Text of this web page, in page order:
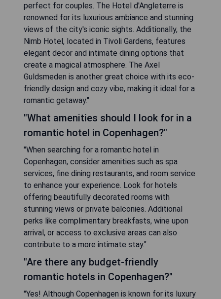
perfect for couples. The Hotel d'Angleterre is
renowned for its luxurious ambiance and stunning
views of the city's iconic sights. Additionally, the
Nimb Hotel, located in Tivoli Gardens, features
elegant decor and intimate dining options that
create a magical atmosphere. The Axel
Guldsmeden is another great choice with its eco-
friendly design and cozy vibe, making it ideal for a
romantic getaway."
"What amenities should I look for in a
romantic hotel in Copenhagen?"
"When searching for a romantic hotel in
Copenhagen, consider amenities such as spa
services, fine dining restaurants, and room service
to enhance your experience. Look for hotels
offering beautifully decorated rooms with
stunning views or private balconies. Additional
perks like complimentary breakfasts, wine upon
arrival, or access to exclusive areas can also
contribute to a more intimate stay."
"Are there any budget-friendly
romantic hotels in Copenhagen?"
"Yes! Although Copenhagen is known for its luxury